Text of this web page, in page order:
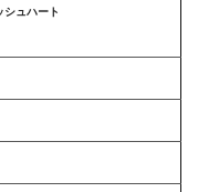
シュハート